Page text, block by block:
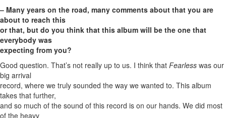
– Many years on the road, many comments about that you are
about to reach this
or that, but do you think that this album will be the one that
everybody was
expecting from you?
Good question. That’s not really up to us. I think that Fearless was our
big arrival
record, where we truly sounded the way we wanted to. This album
takes that further,
and so much of the sound of this record is on our hands. We did most
of the heavy